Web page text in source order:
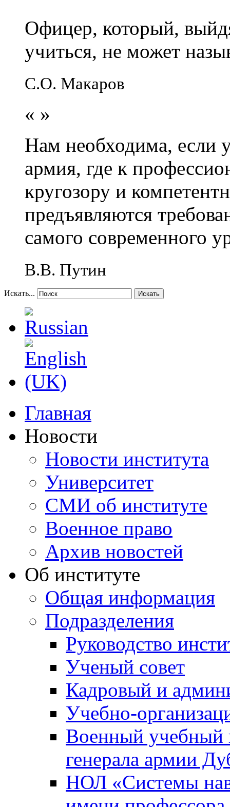
Офицер, который,
учиться, не может
С.О. Макаров
« »
Нам необходима, если
армия, где к
кругозору и
предъявляются
самого современного
В.В. Путин
Искать... Искать
Главная
Новости
Новости института
Университет
СМИ об институте
Военное право
Архив новостей
Об институте
Общая информация
Подразделения
Руководство
Ученый совет
Кадровый и
Учебно-
Военный учебный
генерала армии
НОЛ «Системы